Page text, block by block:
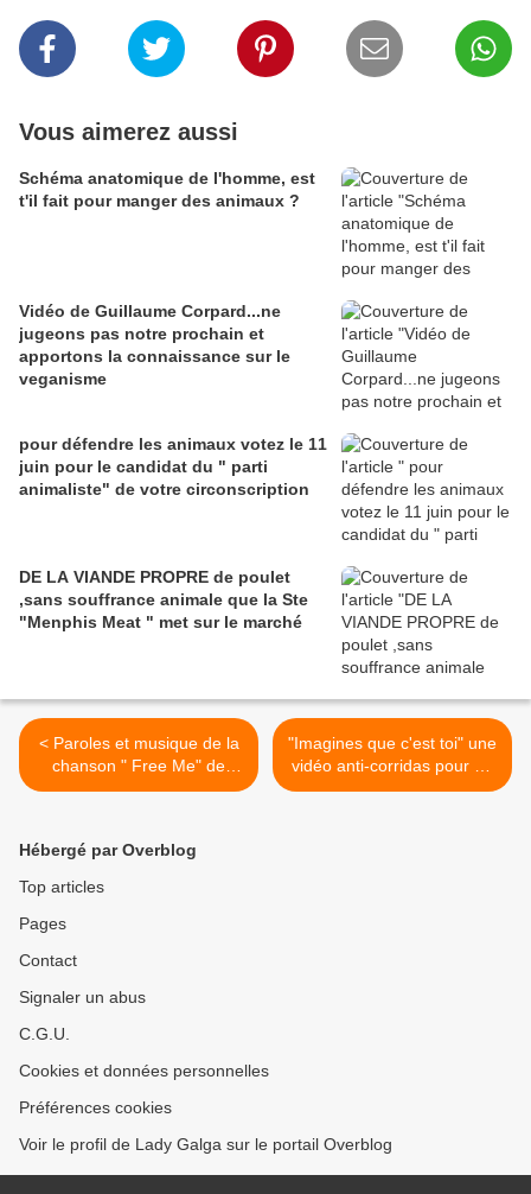
Vous aimerez aussi
Schéma anatomique de l'homme, est
t'il fait pour manger des animaux ?
Vidéo de Guillaume Corpard...ne
jugeons pas notre prochain et
apportons la connaissance sur le
veganisme
pour défendre les animaux votez le 11
juin pour le candidat du " parti
animaliste" de votre circonscription
DE LA VIANDE PROPRE de poulet
,sans souffrance animale que la Ste
"Menphis Meat " met sur le marché
< Paroles et musique de la
chanson " Free Me" de
John Felmann
"Imagines que c'est toi" une
vidéo anti-corridas pour ne
pas oublier en 2014 >
Hébergé par Overblog
Top articles
Pages
Contact
Signaler un abus
C.G.U.
Cookies et données personnelles
Préférences cookies
Voir le profil de Lady Galga sur le portail Overblog